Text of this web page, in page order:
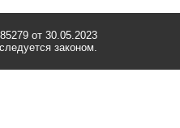
от 30.05.2023
законом.